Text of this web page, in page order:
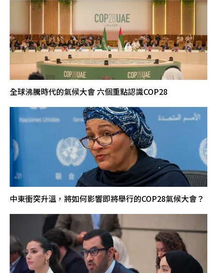
全球沸騰時代的氣候大會 六個重點認識COP28
中東衝突升溫，將如何影響即將舉行的COP28氣候大會？